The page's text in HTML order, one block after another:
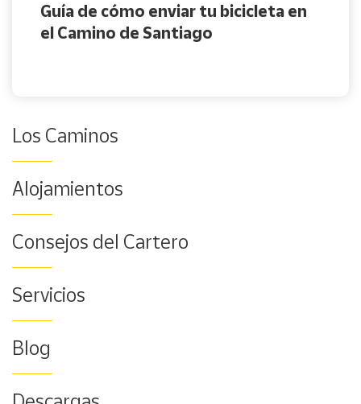
Guía de cómo enviar tu bicicleta en
el Camino de Santiago
Los Caminos
Alojamientos
Consejos del Cartero
Servicios
Blog